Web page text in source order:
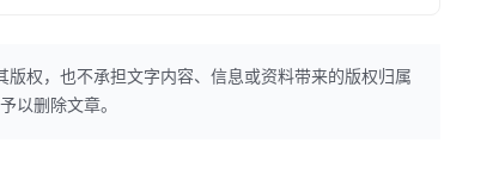
权，也不承担文字内容、信息或资料带来的版权归属
以删除文章。